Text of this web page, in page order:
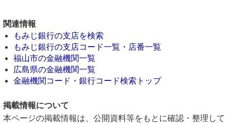
関連情報
もみじ銀行の支店を検索
もみじ銀行の支店コード一覧・店番一覧
福山市の金融機関一覧
広島県の金融機関一覧
金融機関コード・銀行コード検索トップ
掲載情報について
本ページの掲載情報は、公開資料等をもとに確認・整理して